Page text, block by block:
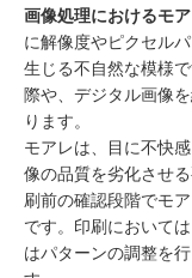
画像処理におけるモ
に解像度やピクセル
生じる不自然な模様
際や、デジタル画像
ります。
モアレは、目に不快
像の品質を劣化させ
刷前の確認段階でモ
です。印刷において
はパターンの調整を